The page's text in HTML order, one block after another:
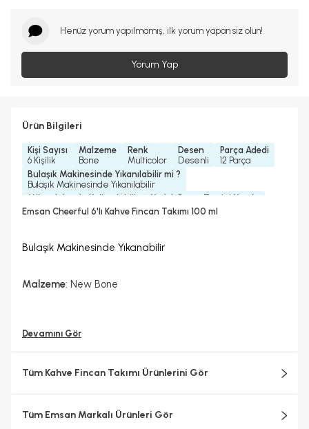
Henüz yorum yapılmamış, ilk yorum yapan siz olun!
Yorum Yap
Ürün Bilgileri
Kişi Sayısı
6 Kişilik
Malzeme
Bone
Renk
Multicolor
Desen
Desenli
Parça Adedi
12 Parça
Bulaşık Makinesinde Yıkanılabilir mi ?
Bulaşık Makinesinde Yıkanılabilir
Mikrodalgada Kullanılabilir
Hayır
Yedek Parça Temini Yapılır
Hayır
Emsan Cheerful 6'lı Kahve Fincan Takımı 100 ml
Bulaşık Makinesinde Yıkanabilir
Malzeme: New Bone
Devamını Gör
Tüm Kahve Fincan Takımı Ürünlerini Gör
Tüm Emsan Markalı Ürünleri Gör